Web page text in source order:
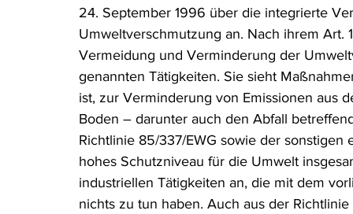
24. September 1996 über die integrierte
Umweltverschmutzung an. Nach ihrem
Vermeidung und Verminderung der
genannten Tätigkeiten. Sie sieht
ist, zur Verminderung von Emissionen aus
Boden – darunter auch den Abfall
Richtlinie 85/337/EWG sowie der
hohes Schutzniveau für die Umwelt
industriellen Tätigkeiten an, die mit dem
nichts zu tun haben. Auch aus der